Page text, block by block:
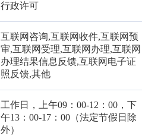
行政许可
互联网咨询,互联网收件,互联网预
审,互联网受理,互联网办理,互联网
办理结果信息反馈,互联网电子证
照反馈,其他
工作日，上午09：00-12：00，下
午13：00-17：00（法定节假日除
外）